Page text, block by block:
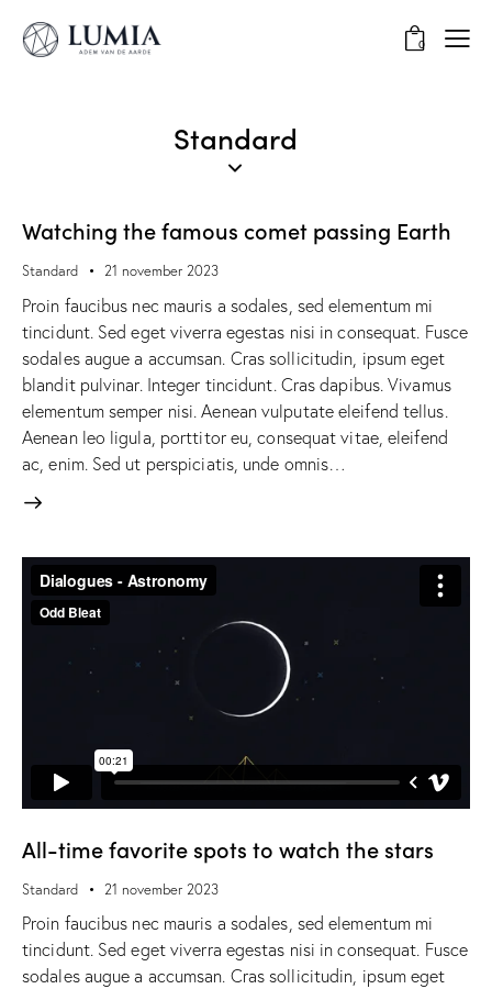
0
Standard
Watching the famous comet passing Earth
Standard 21 november 2023
Proin faucibus nec mauris a sodales, sed elementum mi
tincidunt. Sed eget viverra egestas nisi in consequat. Fusce
sodales augue a accumsan. Cras sollicitudin, ipsum eget
blandit pulvinar. Integer tincidunt. Cras dapibus. Vivamus
elementum semper nisi. Aenean vulputate eleifend tellus.
Aenean leo ligula, porttitor eu, consequat vitae, eleifend
ac, enim. Sed ut perspiciatis, unde omnis…
All-time favorite spots to watch the stars
Standard 21 november 2023
Proin faucibus nec mauris a sodales, sed elementum mi
tincidunt. Sed eget viverra egestas nisi in consequat. Fusce
sodales augue a accumsan. Cras sollicitudin, ipsum eget